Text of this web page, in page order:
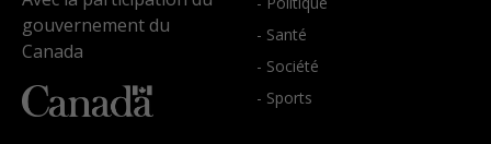
gouvernement du
Canada
- Santé
- Société
- Sports